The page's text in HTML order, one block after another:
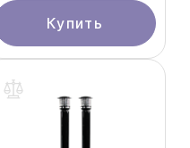
Купить